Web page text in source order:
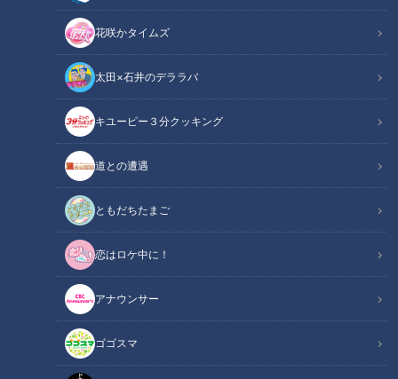
花咲かタイムズ
太田×石井のデララバ
キユーピー３分クッキング
道との遭遇
ともだちたまご
恋はロケ中に！
アナウンサー
ゴゴスマ
健康カプセル！ゲンキの時間
「健康カプセル！ゲンキの時間」アーカイブ
サマリーSummary
ゲスト：松本明子
ドクター：木村穣（関西医科大学健康科学センター）
5月は体重の増加が気になる時期。実は、ある調査によると1年